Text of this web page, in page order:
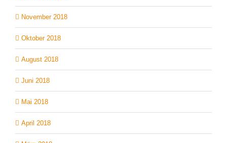
November 2018
Oktober 2018
August 2018
Juni 2018
Mai 2018
April 2018